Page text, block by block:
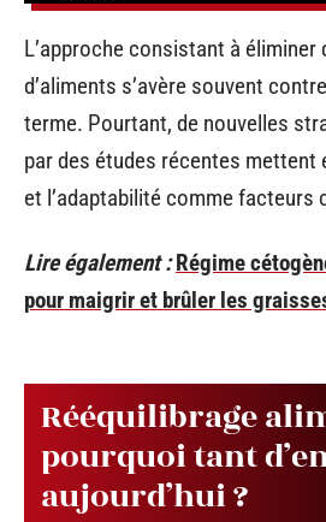
L’approche consistant à
d’aliments s’avère souvent
terme. Pourtant, de nouvelles
par des études récentes mettent
et l’adaptabilité comme facteurs
Lire également : Régime
pour maigrir et brûler les
Rééquilibrage
pourquoi tant
aujourd’hui ?